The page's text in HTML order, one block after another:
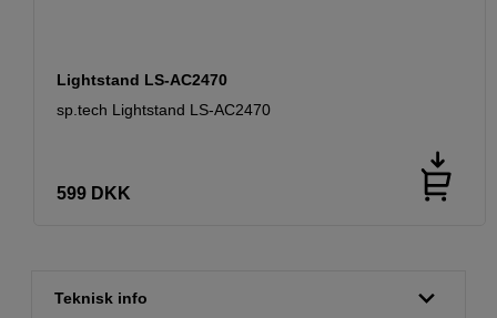
Lightstand LS-AC2470
sp.tech Lightstand LS-AC2470
599 DKK
Teknisk info